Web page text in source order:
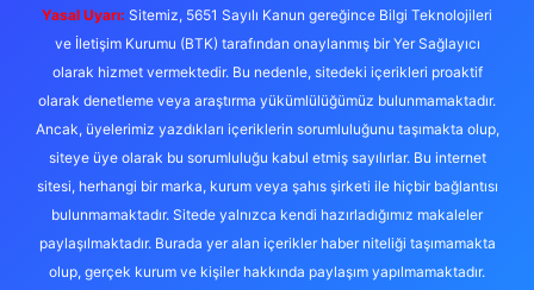
Yasal Uyarı: Sitemiz, 5651 Sayılı Kanun gereğince Bilgi Teknolojileri
ve İletişim Kurumu (BTK) tarafından onaylanmış bir Yer Sağlayıcı
olarak hizmet vermektedir. Bu nedenle, sitedeki içerikleri proaktif
olarak denetleme veya araştırma yükümlülüğümüz bulunmamaktadır.
Ancak, üyelerimiz yazdıkları içeriklerin sorumluluğunu taşımakta olup,
siteye üye olarak bu sorumluluğu kabul etmiş sayılırlar. Bu internet
sitesi, herhangi bir marka, kurum veya şahıs şirketi ile hiçbir bağlantısı
bulunmamaktadır. Sitede yalnızca kendi hazırladığımız makaleler
paylaşılmaktadır. Burada yer alan içerikler haber niteliği taşımamakta
olup, gerçek kurum ve kişiler hakkında paylaşım yapılmamaktadır.